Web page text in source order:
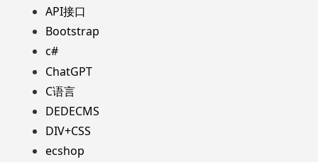
API接口
Bootstrap
c#
ChatGPT
C语言
DEDECMS
DIV+CSS
ecshop